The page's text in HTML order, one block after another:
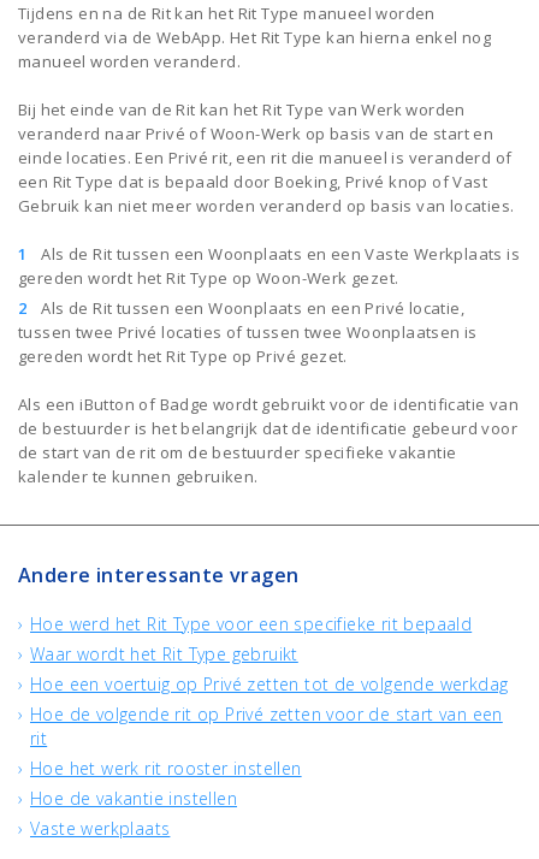
Tijdens en na de Rit kan het Rit Type manueel worden
veranderd via de WebApp. Het Rit Type kan hierna enkel nog
manueel worden veranderd.
Bij het einde van de Rit kan het Rit Type van Werk worden
veranderd naar Privé of Woon-Werk op basis van de start en
einde locaties. Een Privé rit, een rit die manueel is veranderd of
een Rit Type dat is bepaald door Boeking, Privé knop of Vast
Gebruik kan niet meer worden veranderd op basis van locaties.
Als de Rit tussen een Woonplaats en een Vaste Werkplaats is
gereden wordt het Rit Type op Woon-Werk gezet.
Als de Rit tussen een Woonplaats en een Privé locatie,
tussen twee Privé locaties of tussen twee Woonplaatsen is
gereden wordt het Rit Type op Privé gezet.
Als een iButton of Badge wordt gebruikt voor de identificatie van
de bestuurder is het belangrijk dat de identificatie gebeurd voor
de start van de rit om de bestuurder specifieke vakantie
kalender te kunnen gebruiken.
Andere interessante vragen
Hoe werd het Rit Type voor een specifieke rit bepaald
Waar wordt het Rit Type gebruikt
Hoe een voertuig op Privé zetten tot de volgende werkdag
Hoe de volgende rit op Privé zetten voor de start van een
rit
Hoe het werk rit rooster instellen
Hoe de vakantie instellen
Vaste werkplaats